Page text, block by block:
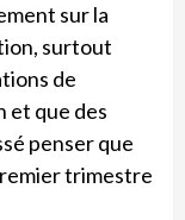
sur la
surtout
de
et que des
penser que
trimestre